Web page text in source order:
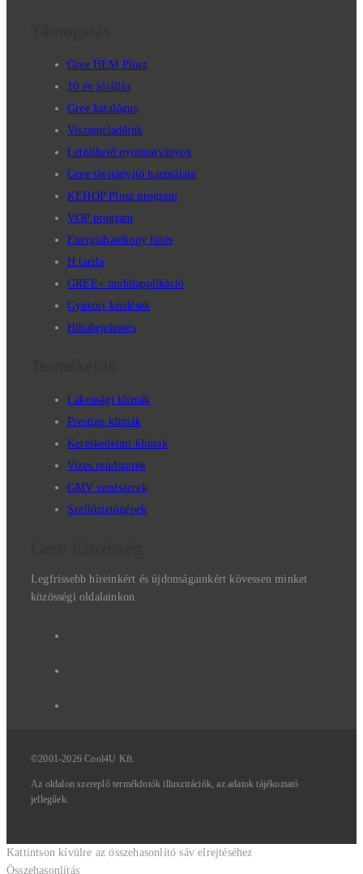
Gree HEM Plusz
10 év jótállás
Gree katalógus
Viszonteladóink
Letölthető nyomtatványok
Gree távirányító használata
KEHOP Plusz program
VOP program
Energiahatékony fűtés
H tarifa
GREE+ mobilapplikáció
Gyakori kérdések
Hibabejelentés
Lakossági klímák
Prestige klímák
Kereskedelmi klímák
Vizes rendszerek
GMV rendszerek
Szellőztetőgépek
Legfrissebb híreinkért és újdonságainkért kövessen minket
közösségi oldalainkon.
©2001-2026 Cool4U Kft.
Az oldalonszereplőtermékfotók illusztrációk,azadatoktájékoztató
jellegűek.
Kattintson kívülre az összehasonlító sáv elrejtéséhez
Összehasonlítás